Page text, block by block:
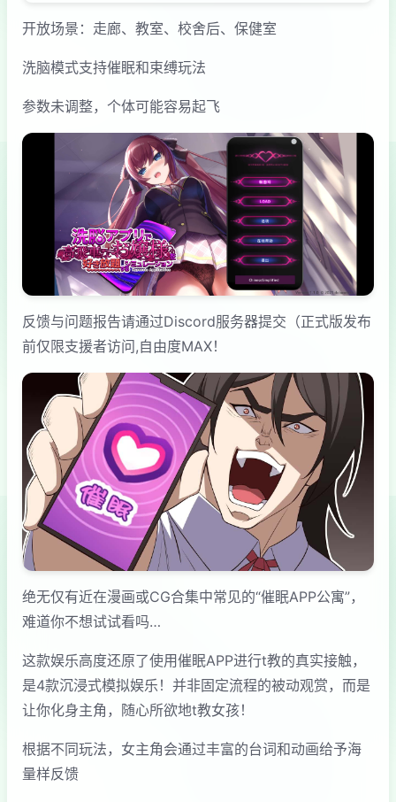
开放场景：走廊、教室、校舍后、保健室
洗脑模式支持催眠和束缚玩法
参数未调整，个体可能容易起飞
反馈与问题报告请通过Discord服务器提交（正式版发布
前仅限支援者访问,自由度MAX！
绝无仅有近在漫画或CG合集中常见的“催眠APP公寓”，
难道你不想试试看吗…
这款娱乐高度还原了使用催眠APP进行t教的真实接触，
是4款沉浸式模拟娱乐！并非固定流程的被动观赏，而是
让你化身主角，随心所欲地t教女孩！
根据不同玩法，女主角会通过丰富的台词和动画给予海
量样反馈